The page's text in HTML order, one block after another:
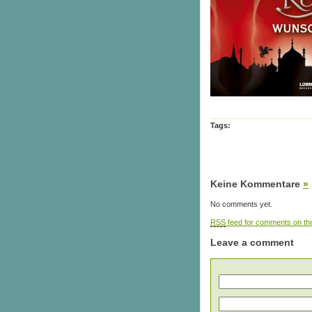
Tags:
Keine Kommentare »
No comments yet.
RSS feed for comments on
Leave a comment